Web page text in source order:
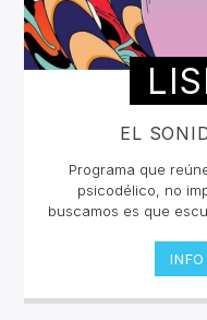
EL
Programa que
psicodélico, no
buscamos es que
curada por
compartirán un
online.Lunes y